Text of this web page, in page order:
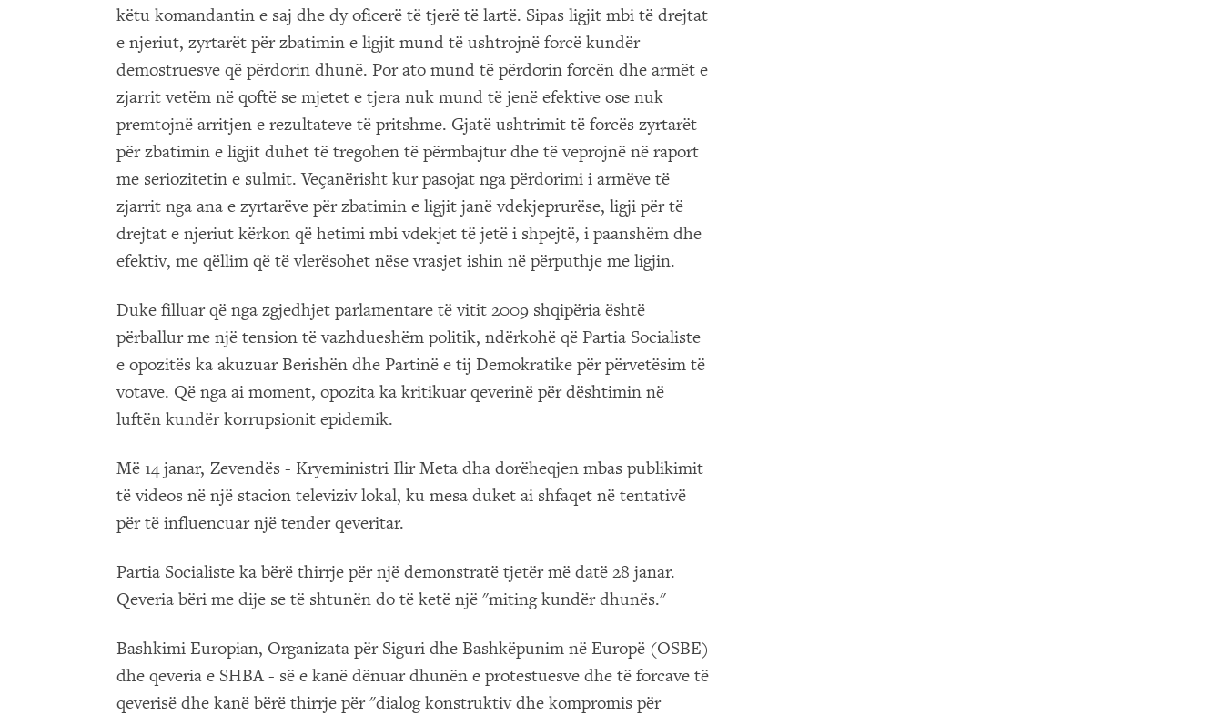
këtu komandantin e saj dhe dy oficerë të tjerë të lartë. Sipas ligjit mbi të drejtat
e njeriut, zyrtarët për zbatimin e ligjit mund të ushtrojnë forcë kundër
demostruesve që përdorin dhunë. Por ato mund të përdorin forcën dhe armët e
zjarrit vetëm në qoftë se mjetet e tjera nuk mund të jenë efektive ose nuk
premtojnë arritjen e rezultateve të pritshme. Gjatë ushtrimit të forcës zyrtarët
për zbatimin e ligjit duhet të tregohen të përmbajtur dhe të veprojnë në raport
me seriozitetin e sulmit. Veçanërisht kur pasojat nga përdorimi i armëve të
zjarrit nga ana e zyrtarëve për zbatimin e ligjit janë vdekjeprurëse, ligji për të
drejtat e njeriut kërkon që hetimi mbi vdekjet të jetë i shpejtë, i paanshëm dhe
efektiv, me qëllim që të vlerësohet nëse vrasjet ishin në përputhje me ligjin.
Duke filluar që nga zgjedhjet parlamentare të vitit 2009 shqipëria është
përballur me një tension të vazhdueshëm politik, ndërkohë që Partia Socialiste
e opozitës ka akuzuar Berishën dhe Partinë e tij Demokratike për përvetësim të
votave. Që nga ai moment, opozita ka kritikuar qeverinë për dështimin në
luftën kundër korrupsionit epidemik.
Më 14 janar, Zevendës - Kryeministri Ilir Meta dha dorëheqjen mbas publikimit
të videos në një stacion televiziv lokal, ku mesa duket ai shfaqet në tentativë
për të influencuar një tender qeveritar.
Partia Socialiste ka bërë thirrje për një demonstratë tjetër më datë 28 janar.
Qeveria bëri me dije se të shtunën do të ketë një "miting kundër dhunës."
Bashkimi Europian, Organizata për Siguri dhe Bashkëpunim në Europë (OSBE)
dhe qeveria e SHBA - së e kanë dënuar dhunën e protestuesve dhe të forcave të
qeverisë dhe kanë bërë thirrje për "dialog konstruktiv dhe kompromis për